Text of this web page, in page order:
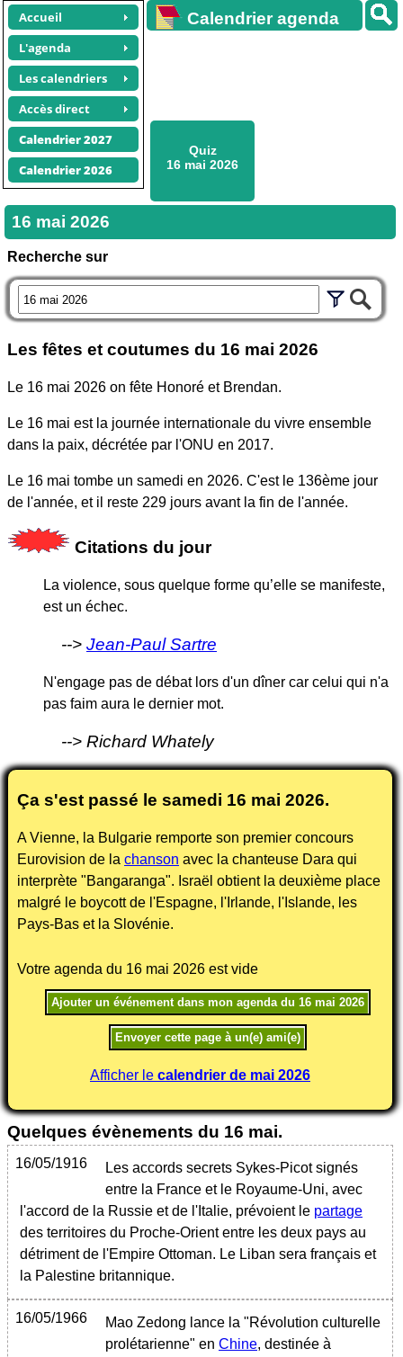
Accueil
L'agenda
Les calendriers
Accès direct
Calendrier 2027
Calendrier 2026
Calendrier agenda
Quiz
16 mai 2026
16 mai 2026
Recherche sur
Les fêtes et coutumes du 16 mai 2026
Le 16 mai 2026 on fête Honoré et Brendan.
Le 16 mai est la journée internationale du vivre ensemble
dans la paix, décrétée par l'ONU en 2017.
Le 16 mai tombe un samedi en 2026. C'est le 136ème jour
de l'année, et il reste 229 jours avant la fin de l'année.
Citations du jour
La violence, sous quelque forme qu’elle se manifeste,
est un échec.
Jean-Paul Sartre
N'engage pas de débat lors d'un dîner car celui qui n'a
pas faim aura le dernier mot.
Richard Whately
Ça s'est passé le samedi 16 mai 2026.
A Vienne, la Bulgarie remporte son premier concours
Eurovision de la chanson avec la chanteuse Dara qui
interprète "Bangaranga". Israël obtient la deuxième place
malgré le boycott de l'Espagne, l'Irlande, l'Islande, les
Pays-Bas et la Slovénie.
Votre agenda du 16 mai 2026 est vide
Afficher le calendrier de mai 2026
Quelques évènements du 16 mai.
16/05/1916
Les accords secrets Sykes-Picot signés
entre la France et le Royaume-Uni, avec
l'accord de la Russie et de l'Italie, prévoient le partage
des territoires du Proche-Orient entre les deux pays au
détriment de l'Empire Ottoman. Le Liban sera français et
la Palestine britannique.
16/05/1966
Mao Zedong lance la "Révolution culturelle
prolétarienne" en Chine, destinée à